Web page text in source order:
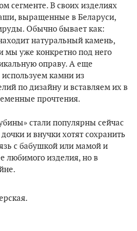
сегменте. В своих изделиях
выращенные в Беларуси,
Обычно бывает как:
натуральный камень,
мы уже конкретно под него
оправу. А еще
камни из
по дизайну и вставляем их в
прочтения.
стали популярны сейчас
и внучки хотят сохранить
с бабушкой или мамой и
любимого изделия, но в